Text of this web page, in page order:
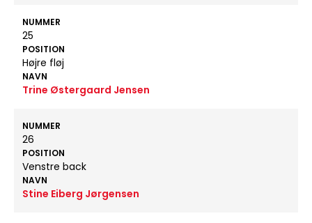
NUMMER
25
POSITION
Højre fløj
NAVN
Trine Østergaard Jensen
NUMMER
26
POSITION
Venstre back
NAVN
Stine Eiberg Jørgensen